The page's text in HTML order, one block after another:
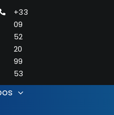
+33
09
52
20
99
53